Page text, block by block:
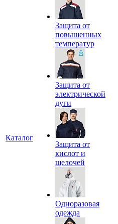
Каталог
Защита от
повышенных
температур
Защита от
электрической
дуги
Защита от
кислот и
щелочей
Одноразовая
одежда